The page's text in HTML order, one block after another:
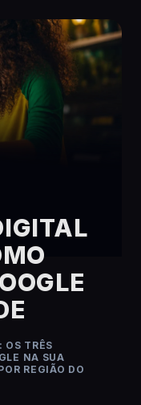
TRÊS
NA SUA
REGIÃO DO